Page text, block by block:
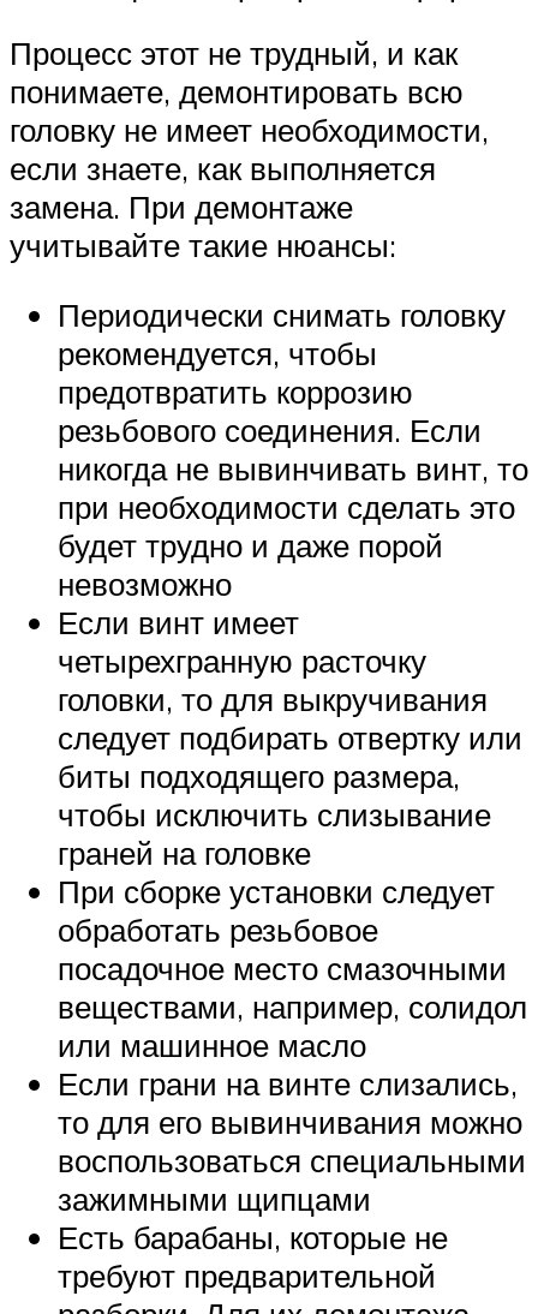
Процесс этот не трудный, и как
понимаете, демонтировать всю
головку не имеет необходимости,
если знаете, как выполняется
замена. При демонтаже
учитывайте такие нюансы:
Периодически снимать головку
рекомендуется, чтобы
предотвратить коррозию
резьбового соединения. Если
никогда не вывинчивать винт, то
при необходимости сделать это
будет трудно и даже порой
невозможно
Если винт имеет
четырехгранную расточку
головки, то для выкручивания
следует подбирать отвертку или
биты подходящего размера,
чтобы исключить слизывание
граней на головке
При сборке установки следует
обработать резьбовое
посадочное место смазочными
веществами, например, солидол
или машинное масло
Если грани на винте слизались,
то для его вывинчивания можно
воспользоваться специальными
зажимными щипцами
Есть барабаны, которые не
требуют предварительной